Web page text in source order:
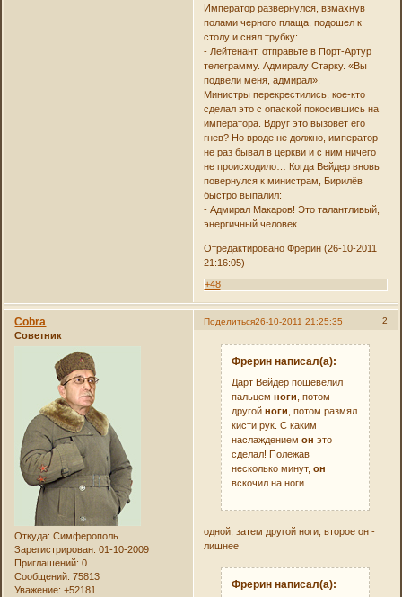
Император развернулся, взмахнув
полами черного плаща, подошел к
столу и снял трубку:
- Лейтенант, отправьте в Порт-Артур
телеграмму. Адмиралу Старку. «Вы
подвели меня, адмирал».
Министры перекрестились, кое-кто
сделал это с опаской покосившись на
императора. Вдруг это вызовет его
гнев? Но вроде не должно, император
не раз бывал в церкви и с ним ничего
не происходило… Когда Вейдер вновь
повернулся к министрам, Бирилёв
быстро выпалил:
- Адмирал Макаров! Это талантливый,
энергичный человек…
Отредактировано Фрерин (26-10-2011
21:16:05)
+48
Поделиться 2
26-10-2011 21:25:35
Cobra
Советник
Откуда: Симферополь
Зарегистрирован: 01-10-2009
Приглашений: 0
Сообщений: 75813
Уважение: +52181
Фрерин написал(а):
Дарт Вейдер пошевелил
пальцемноги , потом
другойноги , потом размял
кисти рук. С каким
наслаждениемон это
сделал! Полежав
несколько минут,он
вскочил на ноги.
одной, затем другой ноги, второе он -
лишнее
Фрерин написал(а):